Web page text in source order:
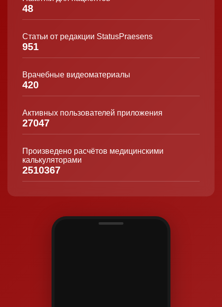
48
Статьи от редакции StatusPraesens
951
Врачебные видеоматериалы
420
Активных пользователей приложения
27047
Произведено расчётов медицинскими
калькуляторами
2510367